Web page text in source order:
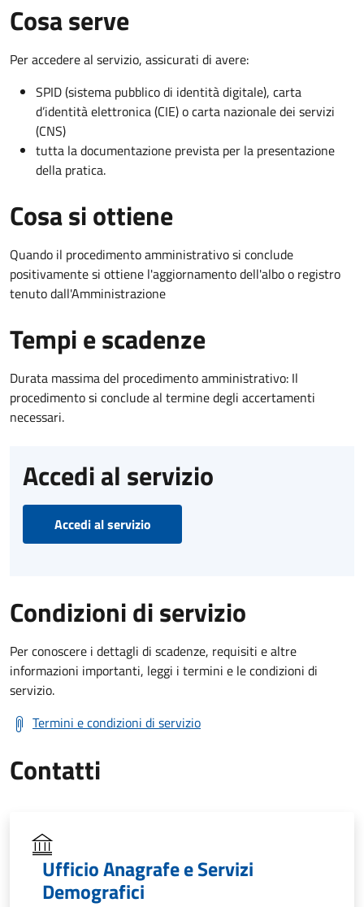
Cosa serve
Per accedere al servizio, assicurati di avere:
SPID (sistema pubblico di identità digitale), carta
d’identità elettronica (CIE) o carta nazionale dei servizi
(CNS)
tutta la documentazione prevista per la presentazione
della pratica.
Cosa si ottiene
Quando il procedimento amministrativo si conclude
positivamente si ottiene l'aggiornamento dell'albo o registro
tenuto dall'Amministrazione
Tempi e scadenze
Durata massima del procedimento amministrativo: Il
procedimento si conclude al termine degli accertamenti
necessari.
Accedi al servizio
Accedi al servizio
Condizioni di servizio
Per conoscere i dettagli di scadenze, requisiti e altre
informazioni importanti, leggi i termini e le condizioni di
servizio.
Termini e condizioni di servizio
Contatti
Ufficio Anagrafe e Servizi
Demografici